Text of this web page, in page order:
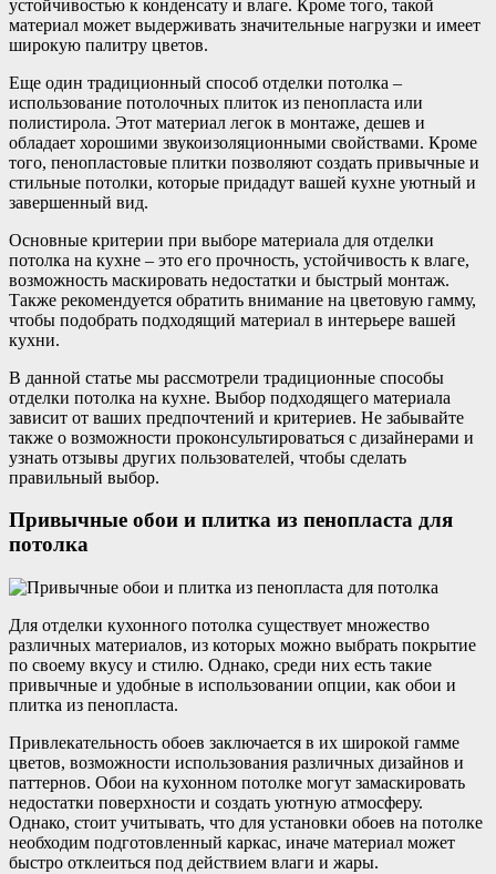
устойчивостью к конденсату и влаге. Кроме того, такой
материал может выдерживать значительные нагрузки и имеет
широкую палитру цветов.
Еще один традиционный способ отделки потолка –
использование потолочных плиток из пенопласта или
полистирола. Этот материал легок в монтаже, дешев и
обладает хорошими звукоизоляционными свойствами. Кроме
того, пенопластовые плитки позволяют создать привычные и
стильные потолки, которые придадут вашей кухне уютный и
завершенный вид.
Основные критерии при выборе материала для отделки
потолка на кухне – это его прочность, устойчивость к влаге,
возможность маскировать недостатки и быстрый монтаж.
Также рекомендуется обратить внимание на цветовую гамму,
чтобы подобрать подходящий материал в интерьере вашей
кухни.
В данной статье мы рассмотрели традиционные способы
отделки потолка на кухне. Выбор подходящего материала
зависит от ваших предпочтений и критериев. Не забывайте
также о возможности проконсультироваться с дизайнерами и
узнать отзывы других пользователей, чтобы сделать
правильный выбор.
Привычные обои и плитка из пенопласта для
потолка
Для отделки кухонного потолка существует множество
различных материалов, из которых можно выбрать покрытие
по своему вкусу и стилю. Однако, среди них есть такие
привычные и удобные в использовании опции, как обои и
плитка из пенопласта.
Привлекательность обоев заключается в их широкой гамме
цветов, возможности использования различных дизайнов и
паттернов. Обои на кухонном потолке могут замаскировать
недостатки поверхности и создать уютную атмосферу.
Однако, стоит учитывать, что для установки обоев на потолке
необходим подготовленный каркас, иначе материал может
быстро отклеиться под действием влаги и жары.